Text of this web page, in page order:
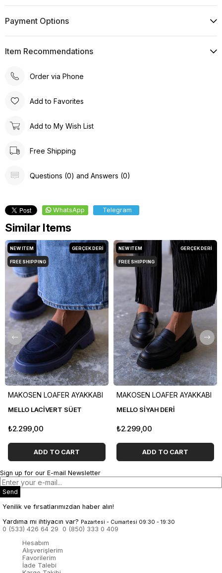
Payment Options
Item Recommendations
Order via Phone
Add to Favorites
Add to My Wish List
Free Shipping
Questions (0) and Answers (0)
WhatsApp Telegram
Similar Items
MAKOSEN LOAFER AYAKKABI
MELLO LACİVERT SÜET
₺2.299,00
ADD TO CART
NEW ITEM
FREE SHIPPING
GERÇEK DERİ
MAKOSEN LOAFER AYAKKABI
MELLO SİYAH DERİ
₺2.299,00
ADD TO CART
NEW ITEM
FREE SHIPPING
GERÇEK DERİ
Sign up for our E-mail Newsletter
Send
Yenilik ve fırsatlarımızdan haber alın!
Yardıma mı ihtiyacın var? Pazartesi - Cumartesi 09:30 - 19:30
0 (533) 426 64 29
0 (850) 333 0 409
Hesabım
Alışverişlerim
Favorilerim
İade Talebi